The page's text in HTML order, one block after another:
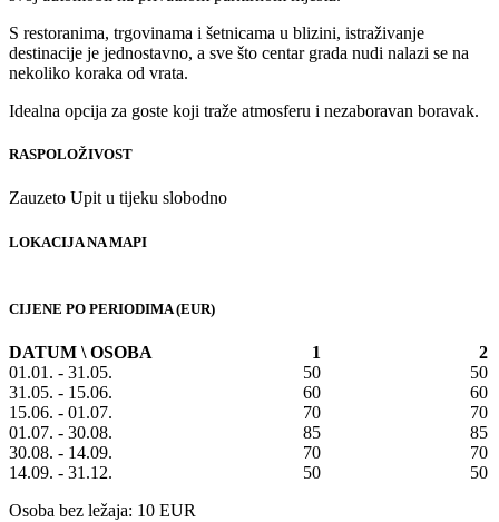
S restoranima, trgovinama i šetnicama u blizini, istraživanje
destinacije je jednostavno, a sve što centar grada nudi nalazi se na
nekoliko koraka od vrata.
Idealna opcija za goste koji traže atmosferu i nezaboravan boravak.
RASPOLOŽIVOST
Zauzeto Upit u tijeku slobodno
LOKACIJA NA MAPI
CIJENE PO PERIODIMA (EUR)
DATUM \ OSOBA 1
2
01.01. - 31.05.
50
50
31.05. - 15.06.
60
60
15.06. - 01.07.
70
70
01.07. - 30.08.
85
85
30.08. - 14.09.
70
70
14.09. - 31.12.
50
50
Osoba bez ležaja: 10 EUR